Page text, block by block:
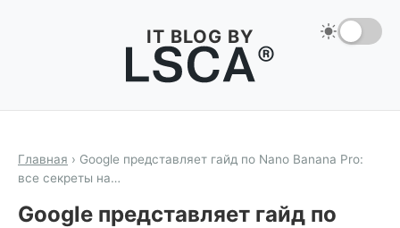
IT BLOG BY
Главная › Google представляет гайд по Nano Banana Pro:
все секреты на…
Google представляет гайд по